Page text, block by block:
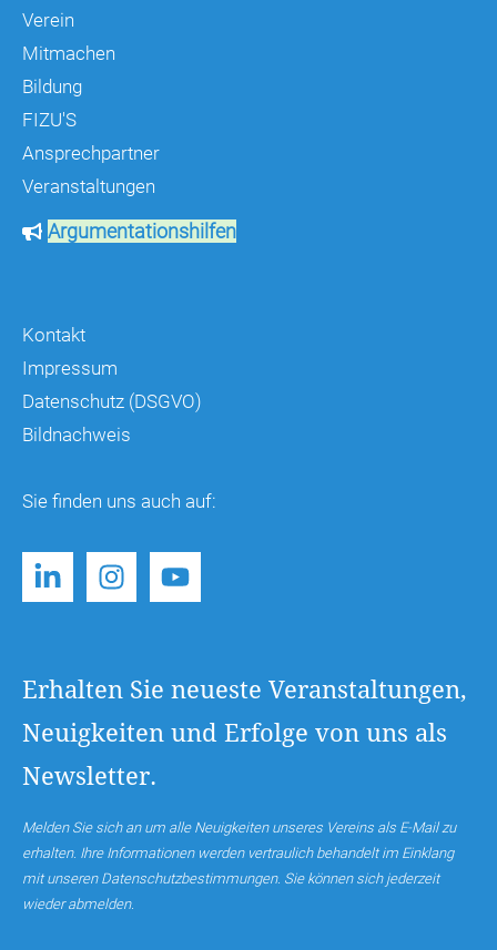
Verein
Mitmachen
Bildung
FIZU'S
Ansprechpartner
Veranstaltungen
Argumentationshilfen
Kontakt
Impressum
Datenschutz (DSGVO)
Bildnachweis
Sie finden uns auch auf:
Erhalten Sie neueste Veranstaltungen,
Neuigkeiten und Erfolge von uns als
Newsletter.
Melden Sie sich an um alle Neuigkeiten unseres Vereins als E-Mail zu
erhalten. Ihre Informationen werden vertraulich behandelt im Einklang
mit unseren Datenschutzbestimmungen. Sie können sich jederzeit
wieder abmelden.